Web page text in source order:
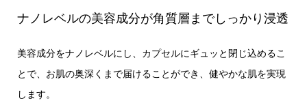
ナノレベルの美容成分が角質層までしっかり浸透
美容成分をナノレベルにし、カプセルにギュッと閉じ込めるこ
とで、お肌の奥深くまで届けることができ、健やかな肌を実現
します。